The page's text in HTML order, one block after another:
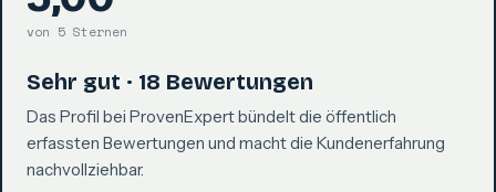
von 5 Sternen
Sehr gut · 18 Bewertungen
Das Profil bei ProvenExpert bündelt die öffentlich
erfassten Bewertungen und macht die Kundenerfahrung
nachvollziehbar.